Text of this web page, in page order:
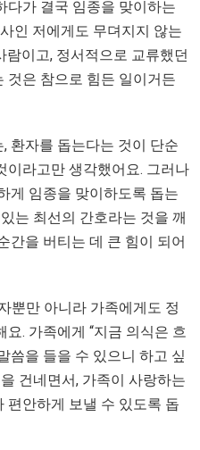
다가 결국 임종을 맞이하는
인 저에게도 무뎌지지 않는
이고, 정서적으로 교류했던
것은 참으로 힘든 일이거든
환자를 돕는다는 것이 단순
이라고만 생각했어요. 그러나
게 임종을 맞이하도록 돕는
는 최선의 간호라는 것을 깨
간을 버티는 데 큰 힘이 되어
뿐만 아니라 가족에게도 정
. 가족에게 “지금 의식은 흐
씀을 들을 수 있으니 하고 싶
건네면서, 가족이 사랑하는
편안하게 보낼 수 있도록 돕